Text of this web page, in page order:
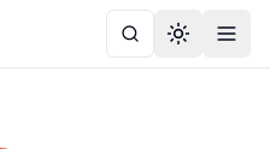
Toggle